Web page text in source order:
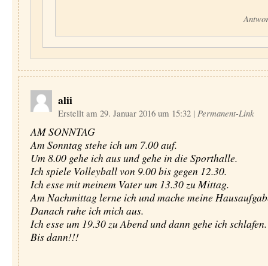
alii
Erstellt am 29. Januar 2016 um 15:32 | Permanent-Link
AM SONNTAG
Am Sonntag stehe ich um 7.00 auf.
Um 8.00 gehe ich aus und gehe in die Sporthalle.
Ich spiele Volleyball von 9.00 bis gegen 12.30.
Ich esse mit meinem Vater um 13.30 zu Mittag.
Am Nachmittag lerne ich und mache meine
Danach ruhe ich mich aus.
Ich esse um 19.30 zu Abend und dann gehe ich schlafen.
Bis dann!!!